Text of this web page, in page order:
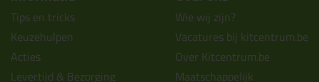
Tips en tricks
Keuzehulpen
Acties
Levertijd & Bezorging
Wie wij zijn?
Vacatures bij kitcentrum.be
Over Kitcentrum.be
Maatschappelijk